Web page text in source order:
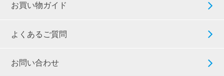
お買い物ガイド
よくあるご質問
お問い合わせ